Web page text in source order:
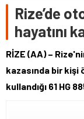
Yeşilyurt
6.543,59
BİST
13.798,82
DOLAR
47,7010
Rize’de
hayatını
RİZE (AA) –
kazasında bir kişi
kullandığı 61 HG